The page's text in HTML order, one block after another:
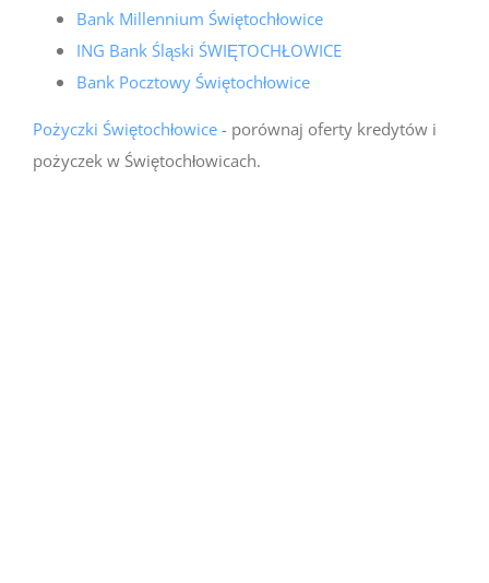
Bank Millennium Świętochłowice
ING Bank Śląski ŚWIĘTOCHŁOWICE
Bank Pocztowy Świętochłowice
Pożyczki Świętochłowice- porównaj oferty kredytów i
pożyczek w Świętochłowicach.